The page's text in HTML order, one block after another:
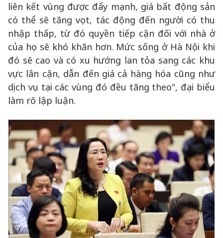
liên kết vùng được đẩy mạnh, giá bất động sản
có thể sẽ tăng vọt, tác động đến người có thu
nhập thấp, từ đó quyền tiếp cận đối với nhà ở
của họ sẽ khó khăn hơn. Mức sống ở Hà Nội khi
đó sẽ cao và có xu hướng lan tỏa sang các khu
vực lân cận, dẫn đến giá cả hàng hóa cũng như
dịch vụ tại các vùng đó đều tăng theo", đại biểu
làm rõ lập luận.